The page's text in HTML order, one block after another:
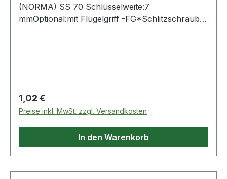
(NORMA) SS 70 Schlüsselweite:7
mmOptional:mit Flügelgriff -FG*Schlitzschraube
Regulärer Preis:
1,02 €
Preise inkl. MwSt. zzgl. Versandkosten
In den Warenkorb